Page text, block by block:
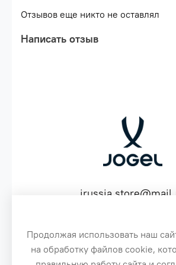
Отзывов еще никто не оставлял
Написать отзыв
Продолжая использовать наш
на обработку файлов cookie,